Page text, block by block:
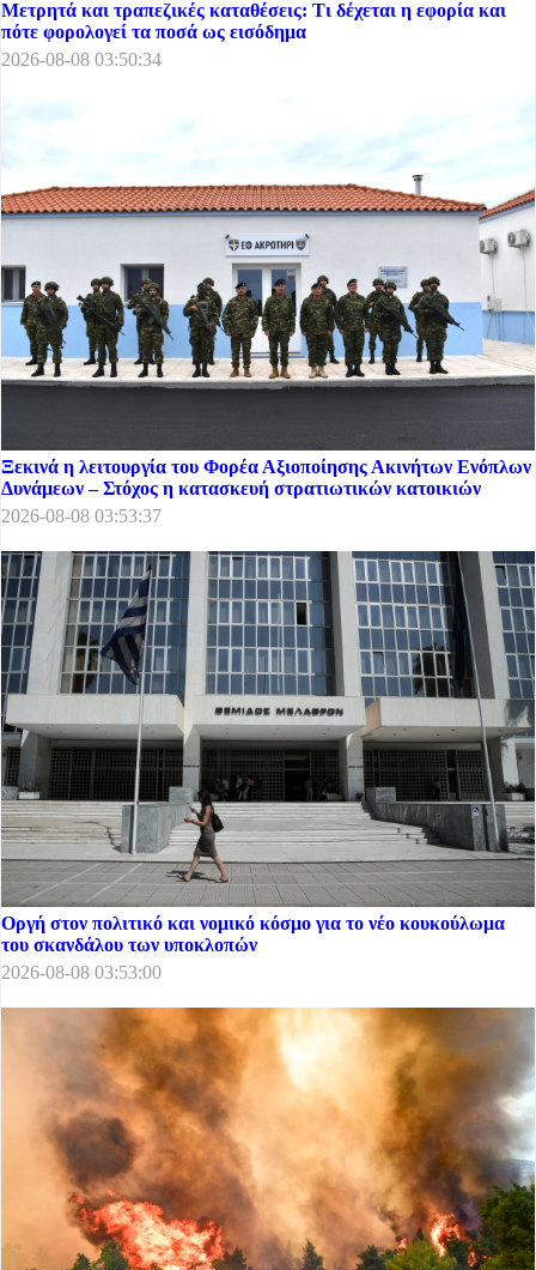
Μετρητά και τραπεζικές καταθέσεις: Τι δέχεται η εφορία και
πότε φορολογεί τα ποσά ως εισόδημα
2026-08-08 03:50:34
Ξεκινά η λειτουργία του Φορέα Αξιοποίησης Ακινήτων Ενόπλων
Δυνάμεων – Στόχος η κατασκευή στρατιωτικών κατοικιών
2026-08-08 03:53:37
Οργή στον πολιτικό και νομικό κόσμο για το νέο κουκούλωμα
του σκανδάλου των υποκλοπών
2026-08-08 03:53:00